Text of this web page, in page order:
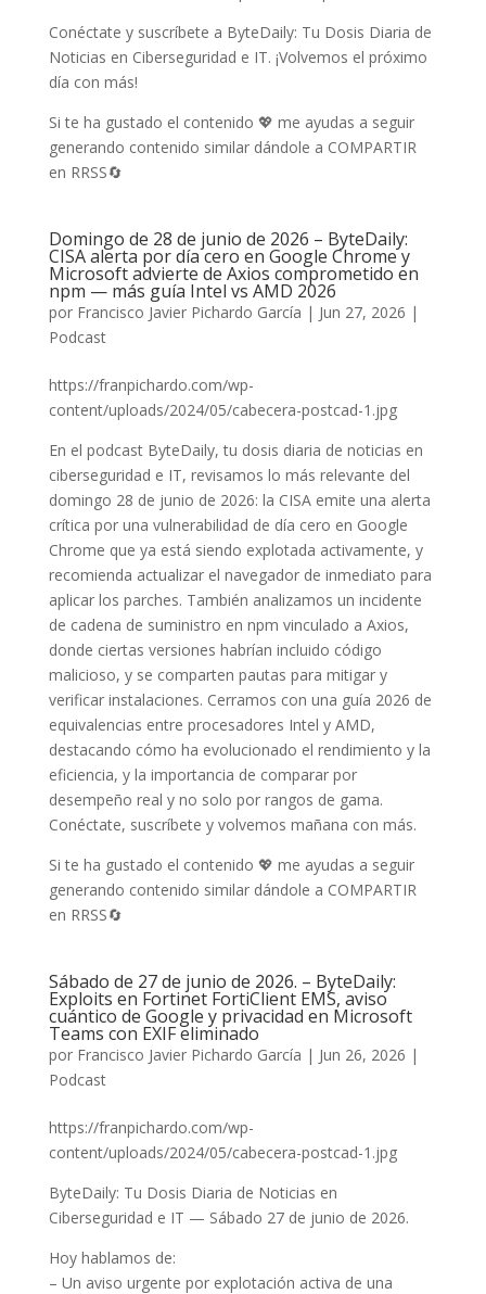
Conéctate y suscríbete a ByteDaily: Tu Dosis Diaria de
Noticias en Ciberseguridad e IT. ¡Volvemos el próximo
día con más!
Si te ha gustado el contenido 💖 me ayudas a seguir
generando contenido similar dándole a COMPARTIR
en RRSS🔄
Domingo de 28 de junio de 2026 – ByteDaily:
CISA alerta por día cero en Google Chrome y
Microsoft advierte de Axios comprometido en
npm — más guía Intel vs AMD 2026
por Francisco Javier Pichardo García | Jun 27, 2026 |
Podcast
https://franpichardo.com/wp-
content/uploads/2024/05/cabecera-postcad-1.jpg
En el podcast ByteDaily, tu dosis diaria de noticias en
ciberseguridad e IT, revisamos lo más relevante del
domingo 28 de junio de 2026: la CISA emite una alerta
crítica por una vulnerabilidad de día cero en Google
Chrome que ya está siendo explotada activamente, y
recomienda actualizar el navegador de inmediato para
aplicar los parches. También analizamos un incidente
de cadena de suministro en npm vinculado a Axios,
donde ciertas versiones habrían incluido código
malicioso, y se comparten pautas para mitigar y
verificar instalaciones. Cerramos con una guía 2026 de
equivalencias entre procesadores Intel y AMD,
destacando cómo ha evolucionado el rendimiento y la
eficiencia, y la importancia de comparar por
desempeño real y no solo por rangos de gama.
Conéctate, suscríbete y volvemos mañana con más.
Si te ha gustado el contenido 💖 me ayudas a seguir
generando contenido similar dándole a COMPARTIR
en RRSS🔄
Sábado de 27 de junio de 2026. – ByteDaily:
Exploits en Fortinet FortiClient EMS, aviso
cuántico de Google y privacidad en Microsoft
Teams con EXIF eliminado
por Francisco Javier Pichardo García | Jun 26, 2026 |
Podcast
https://franpichardo.com/wp-
content/uploads/2024/05/cabecera-postcad-1.jpg
ByteDaily: Tu Dosis Diaria de Noticias en
Ciberseguridad e IT — Sábado 27 de junio de 2026.
Hoy hablamos de:
– Un aviso urgente por explotación activa de una